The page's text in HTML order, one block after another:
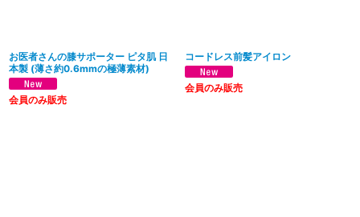
お医者さんの膝サポーター ピタ肌 日
本製 (薄さ約0.6mmの極薄素材)
会員のみ販売
コードレス前髪アイロン
会員のみ販売